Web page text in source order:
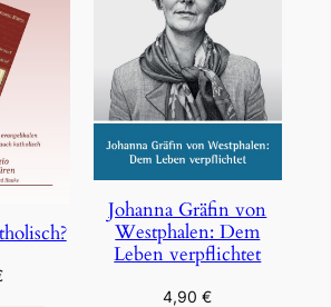
Johanna Gräfin von
Westphalen: Dem
Leben verpflichtet
4,90€